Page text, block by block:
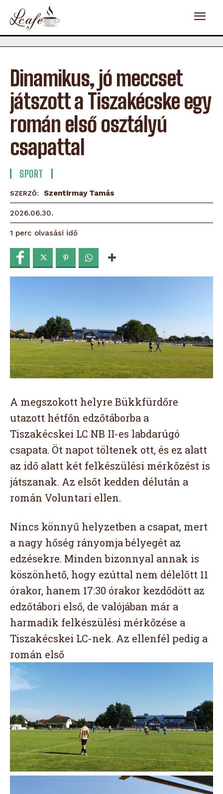
Dinamikus, jó meccset
játszott a Tiszakécske egy
román első osztályú
csapattal
SPORT
SZERZŐ: Szentirmay Tamás
2026.06.30.
1 perc olvasási idő
A megszokott helyre Bükkfürdőre
utazott hétfőn edzőtáborba a
Tiszakécskei LC NB II-es labdarúgó
csapata. Öt napot töltenek ott, és ez alatt
az idő alatt két felkészülési mérkőzést is
játszanak. Az elsőt kedden délután a
román Voluntari ellen.
Nincs könnyű helyzetben a csapat, mert
a nagy hőség rányomja bélyegét az
edzésekre. Minden bizonnyal annak is
köszönhető, hogy ezúttal nem délelőtt 11
órakor, hanem 17:30 órakor kezdődött az
edzőtábori első, de valójában már a
harmadik felkészülési mérkőzése a
Tiszakécskei LC-nek. Az ellenfél pedig a
román első